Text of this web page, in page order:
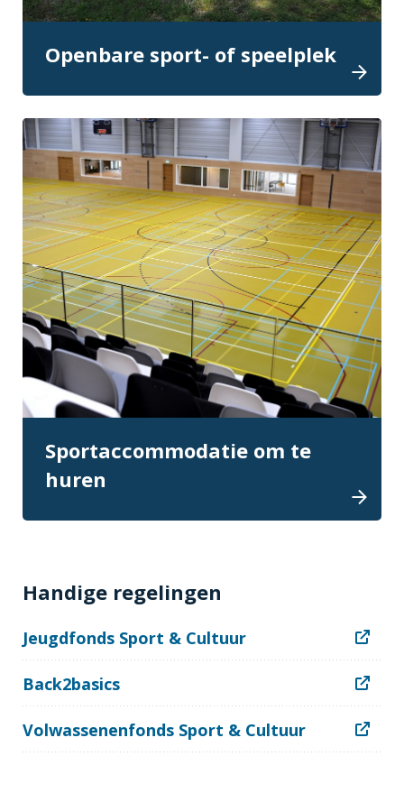
Openbare sport- of speelplek
Sportaccommodatie om te
huren
Handige regelingen
Jeugdfonds Sport & Cultuur
Back2basics
Volwassenenfonds Sport & Cultuur